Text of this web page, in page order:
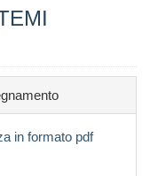
in formato pdf